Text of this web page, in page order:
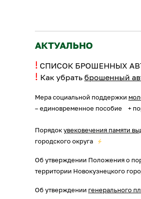
АКТУАЛЬНО
! СПИСОК БРОШЕННЫХ
! Как убрать брошенный
Мерасоциальной поддержки
– единовременное пособие
+
Порядокувековечения памяти
городского округа
Об утверждении Положения о
территории Новокузнецкого
Об утверждении генерального